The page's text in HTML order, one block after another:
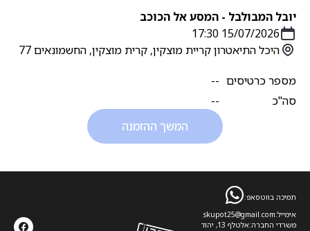
יובל המבולבל - המסע אל הכוכב
היכל התיאטרון קריית מוצקין, קרית מוצקין, החשמונאים 77
15/07/2026 17:30
מספר כרטיסים --
סה''כ
--
המשך ההזמנה
תמיכה בווטסאפ:
skupot25@gmail.comאימייל:
אלטלף 13, יהודמשרדי החברה: